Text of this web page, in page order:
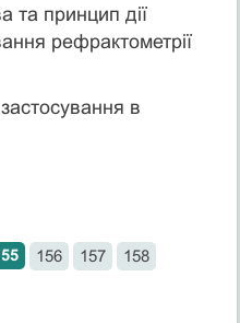
та принцип дії
рефрактометрії
в
156 157
158